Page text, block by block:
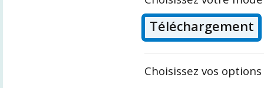
Téléchargement
Choisissez vos options